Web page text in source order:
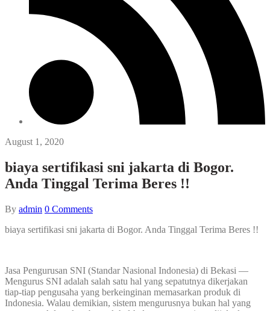
August 1, 2020
biaya sertifikasi sni jakarta di Bogor.
Anda Tinggal Terima Beres !!
By admin 0 Comments
biaya sertifikasi sni jakarta di Bogor. Anda Tinggal Terima Beres !!
Jasa Pengurusan SNI (Standar Nasional Indonesia) di Bekasi —
Mengurus SNI adalah salah satu hal yang sepatutnya dikerjakan
tiap-tiap pengusaha yang berkeinginan memasarkan produk di
Indonesia. Walau demikian, sistem mengurusnya bukan hal yang